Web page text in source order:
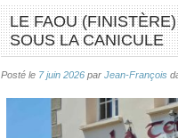
LE FAOU
SOUS LA CANICULE
Posté le 7 juin 2026 par Jean-François